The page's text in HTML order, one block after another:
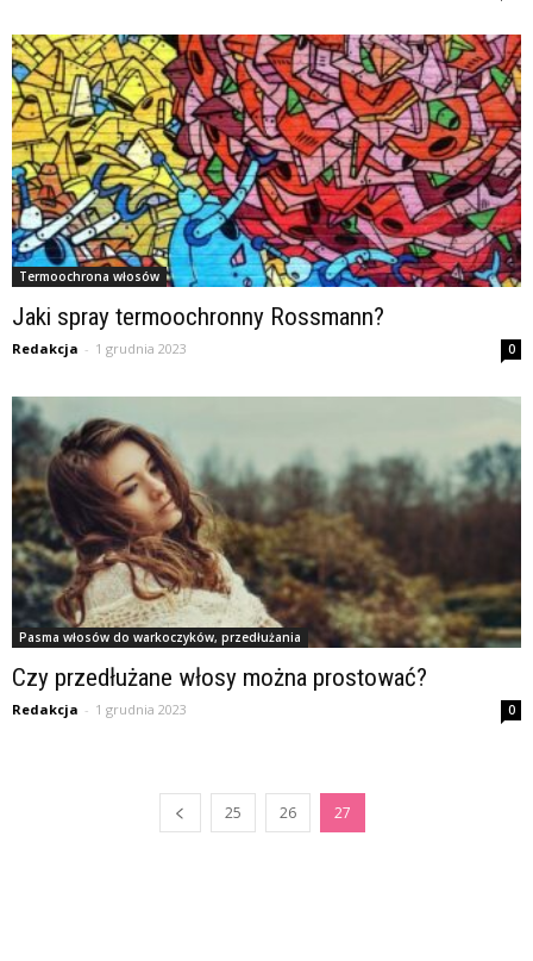
Termoochrona włosów
Jaki spray termoochronny Rossmann?
Redakcja - 1 grudnia 2023 0
Pasma włosów do warkoczyków, przedłużania
Czy przedłużane włosy można prostować?
Redakcja - 1 grudnia 2023 0
25 26 27